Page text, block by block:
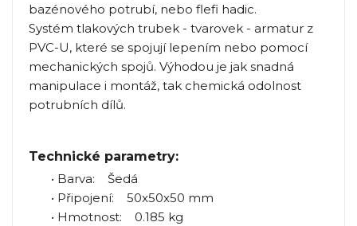
bazénového potrubí, nebo flefi hadic.
Systém tlakových trubek - tvarovek - armatur z
PVC-U, které se spojují lepením nebo pomocí
mechanických spojů. Výhodou je jak snadná
manipulace i montáž, tak chemická odolnost
potrubních dílů.
Technické parametry:
• Barva: Šedá
• Připojení: 50x50x50 mm
• Hmotnost: 0.185 kg